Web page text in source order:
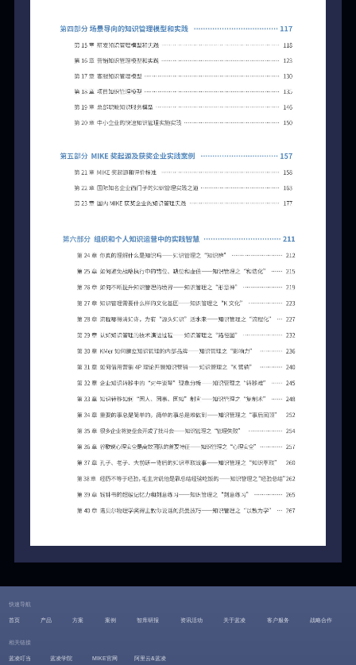
快速导航
首页 产品 方案 案例 智库研报 资讯活动 关于蓝凌 客户服务 战略合作
相关链接
蓝凌叮当 蓝凌学院 MIKE官网 阿里云&蓝凌